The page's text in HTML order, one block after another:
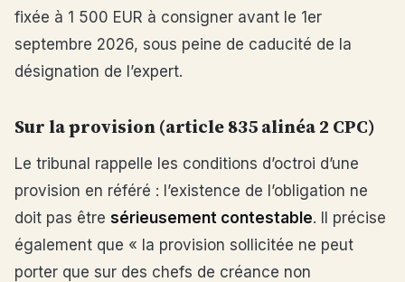
fixée à 1 500 EUR à consigner avant le 1er
septembre 2026, sous peine de caducité de la
désignation de l’expert.
Sur la provision (article 835 alinéa 2 CPC)
Le tribunal rappelle les conditions d’octroi d’une
provision en référé : l’existence de l’obligation ne
doit pas être sérieusement contestable. Il précise
également que « la provision sollicitée ne peut
porter que sur des chefs de créance non